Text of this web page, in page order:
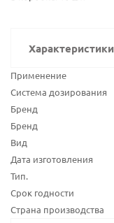
Характеристики
Применение
Система дозирования
Бренд
Бренд
Вид
Дата изготовления
Тип.
Срок годности
Страна производства